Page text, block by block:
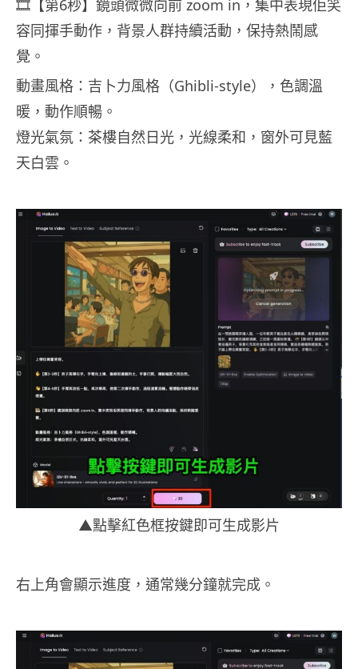
🎞️【第6秒】鏡頭微微向前 zoom in，集中表現佢笑
容同揮手動作，背景人群持續活動，保持熱鬧感
覺。
動畫風格：吉卜力風格（Ghibli-style），色調溫
暖，動作順暢。
燈光氣氛：茶樓自然日光，光線柔和，窗外可見藍
天白雲。
▲點擊紅色框按鍵即可生成影片
右上角會顯示進度，通常幾分鐘就完成。